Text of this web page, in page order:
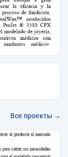
Все проекты →